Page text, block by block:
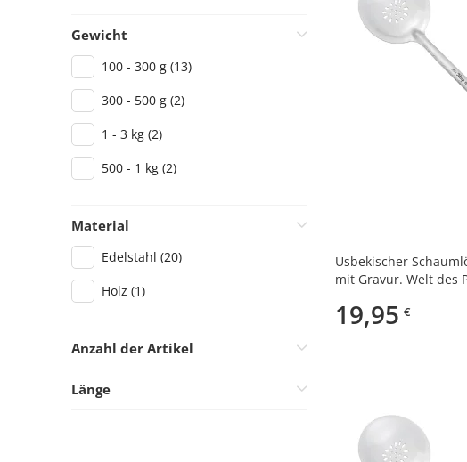
Gewicht
100 - 300 g (13)
300 - 500 g (2)
1 - 3 kg (2)
500 - 1 kg (2)
Material
Edelstahl (20)
Holz (1)
Anzahl der Artikel
Länge
Usbekischer
mit Gravur. Welt des
19,95 €